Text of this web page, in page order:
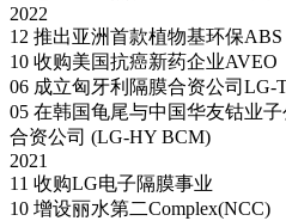
2022
12 推出亚洲首款植物基环保ABS
10 收购美国抗癌新药企业AVEO
06 成立匈牙利隔膜合资公司LG-
05 在韩国龟尾与中国华友钴业
合资公司 (LG-HY BCM)
2021
11 收购LG电子隔膜事业
10 增设丽水第二Complex(NCC)